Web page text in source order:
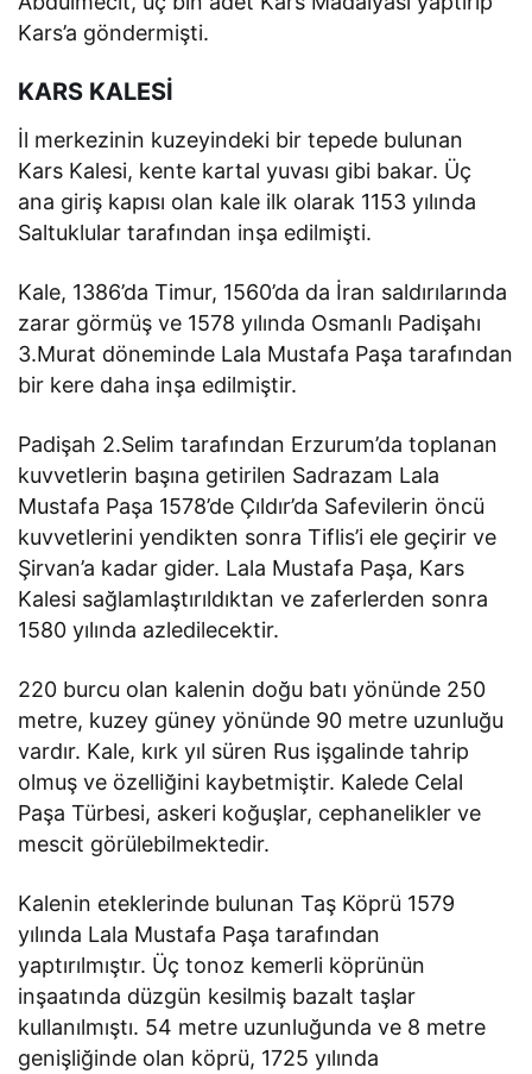
Kars’a göndermişti.
KARS KALESİ
İl merkezinin kuzeyindeki bir tepede bulunan
Kars Kalesi, kente kartal yuvası gibi bakar. Üç
ana giriş kapısı olan kale ilk olarak 1153 yılında
Saltuklular tarafından inşa edilmişti.
Kale, 1386’da Timur, 1560’da da İran saldırılarında
zarar görmüş ve 1578 yılında Osmanlı Padişahı
3.Murat döneminde Lala Mustafa Paşa tarafından
bir kere daha inşa edilmiştir.
Padişah 2.Selim tarafından Erzurum’da toplanan
kuvvetlerin başına getirilen Sadrazam Lala
Mustafa Paşa 1578’de Çıldır’da Safevilerin öncü
kuvvetlerini yendikten sonra Tiflis’i ele geçirir ve
Şirvan’a kadar gider. Lala Mustafa Paşa, Kars
Kalesi sağlamlaştırıldıktan ve zaferlerden sonra
1580 yılında azledilecektir.
220 burcu olan kalenin doğu batı yönünde 250
metre, kuzey güney yönünde 90 metre uzunluğu
vardır. Kale, kırk yıl süren Rus işgalinde tahrip
olmuş ve özelliğini kaybetmiştir. Kalede Celal
Paşa Türbesi, askeri koğuşlar, cephanelikler ve
mescit görülebilmektedir.
Kalenin eteklerinde bulunan Taş Köprü 1579
yılında Lala Mustafa Paşa tarafından
yaptırılmıştır. Üç tonoz kemerli köprünün
inşaatında düzgün kesilmiş bazalt taşlar
kullanılmıştı. 54 metre uzunluğunda ve 8 metre
genişliğinde olan köprü, 1725 yılında